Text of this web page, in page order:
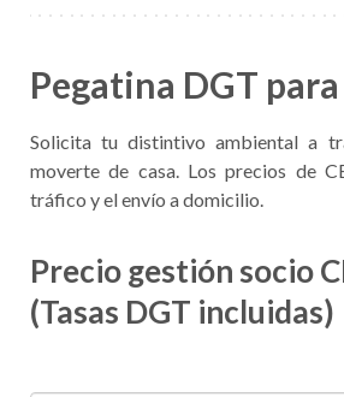
Pegatina DGT
Solicita tu distintivo ambiental a
moverte de casa. Los precios de
tráfico y el envío a domicilio.
Precio gestión socio
(Tasas DGT incluidas)